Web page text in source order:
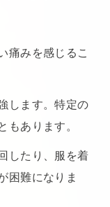
痛みを感じるこ
します。特定の
もあります。
したり、服を着
困難になりま